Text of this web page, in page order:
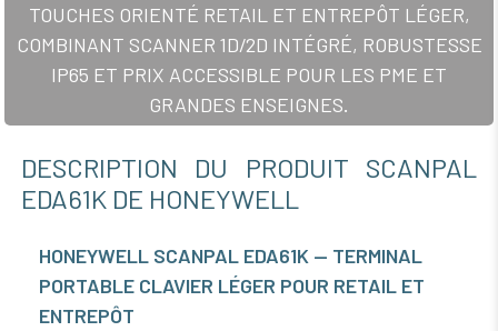
TOUCHES ORIENTÉ RETAIL ET ENTREPÔT LÉGER,
COMBINANT SCANNER 1D/2D INTÉGRÉ, ROBUSTESSE
IP65 ET PRIX ACCESSIBLE POUR LES PME ET
GRANDES ENSEIGNES.
DESCRIPTION DU PRODUIT SCANPAL
EDA61K DE HONEYWELL
HONEYWELL SCANPAL EDA61K — TERMINAL
PORTABLE CLAVIER LÉGER POUR RETAIL ET
ENTREPÔT